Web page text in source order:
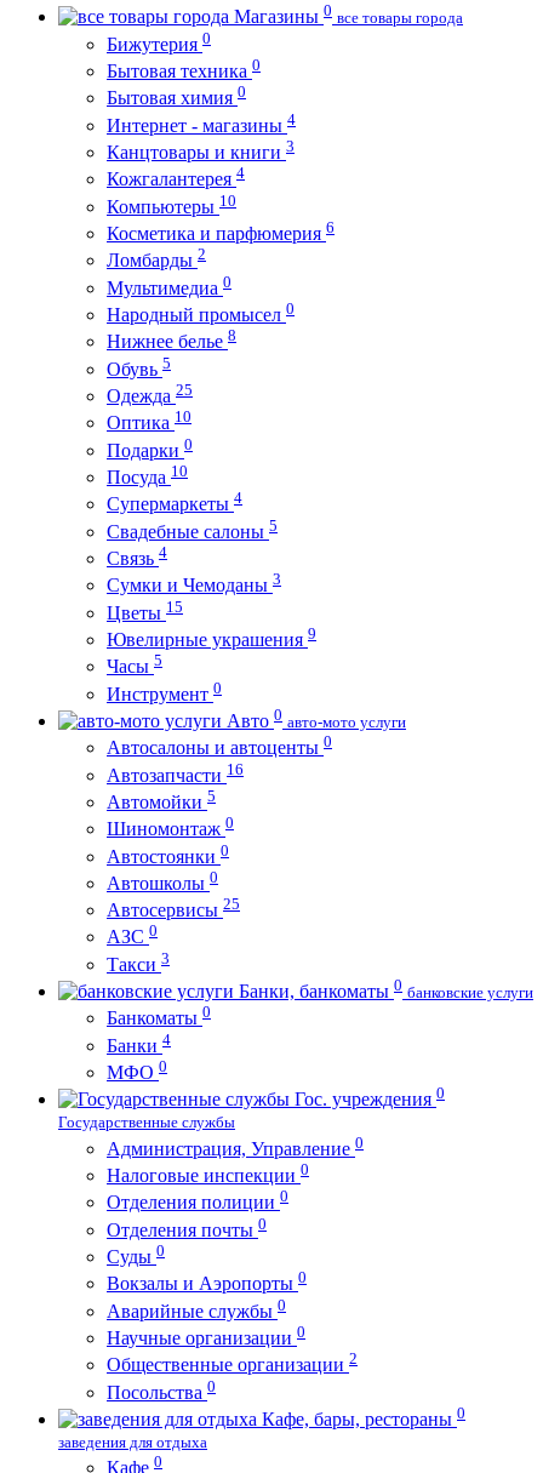
Магазины 0 все товары города
Бижутерия 0
Бытовая техника 0
Бытовая химия 0
Интернет - магазины 4
Канцтовары и книги 3
Кожгалантерея 4
Компьютеры 10
Косметика и парфюмерия 6
Ломбарды 2
Мультимедиа 0
Народный промысел 0
Нижнее белье 8
Обувь 5
Одежда 25
Оптика 10
Подарки 0
Посуда 10
Супермаркеты 4
Свадебные салоны 5
Связь 4
Сумки и Чемоданы 3
Цветы 15
Ювелирные украшения 9
Часы 5
Инструмент 0
Авто 0 авто-мото услуги
Автосалоны и автоценты 0
Автозапчасти 16
Автомойки 5
Шиномонтаж 0
Автостоянки 0
Автошколы 0
Автосервисы 25
АЗС 0
Такси 3
Банки, банкоматы 0 банковские услуги
Банкоматы 0
Банки 4
МФО 0
Гос. учреждения 0
Государственные службы
Администрация, Управление 0
Налоговые инспекции 0
Отделения полиции 0
Отделения почты 0
Суды 0
Вокзалы и Аэропорты 0
Аварийные службы 0
Научные организации 0
Общественные организации 2
Посольства 0
Кафе, бары, рестораны 0
заведения для отдыха
Кафе 0